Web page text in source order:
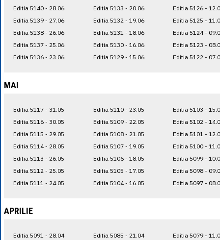
Editia 5140 - 28.06
Editia 5139 - 27.06
Editia 5138 - 26.06
Editia 5137 - 25.06
Editia 5136 - 23.06
Editia 5133 - 20.06
Editia 5132 - 19.06
Editia 5131 - 18.06
Editia 5130 - 16.06
Editia 5129 - 15.06
Editia 5126 -
Editia 5125 -
Editia 5124 -
Editia 5123 -
Editia 5122 -
MAI
Editia 5117 - 31.05
Editia 5116 - 30.05
Editia 5115 - 29.05
Editia 5114 - 28.05
Editia 5113 - 26.05
Editia 5112 - 25.05
Editia 5111 - 24.05
Editia 5110 - 23.05
Editia 5109 - 22.05
Editia 5108 - 21.05
Editia 5107 - 19.05
Editia 5106 - 18.05
Editia 5105 - 17.05
Editia 5104 - 16.05
Editia 5103 -
Editia 5102 -
Editia 5101 -
Editia 5100 -
Editia 5099 -
Editia 5098 -
Editia 5097 -
APRILIE
Editia 5091 - 28.04 Editia 5085 - 21.04 Editia 5079 -